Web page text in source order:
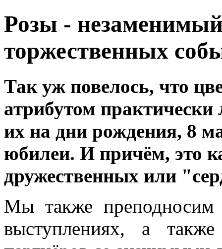
Розы -
торжественных
Так уж повелось, что
атрибутом
их на дни рождения, 8
юбилеи. И причём, это
дружественных или
Мы также преподносим
выступлениях, а